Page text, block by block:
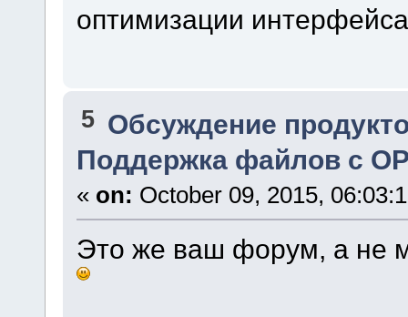
оптимизации
5 Обсуждение
Поддержка файлов с
« on: October 09, 2015,
Это же ваш форум, а не